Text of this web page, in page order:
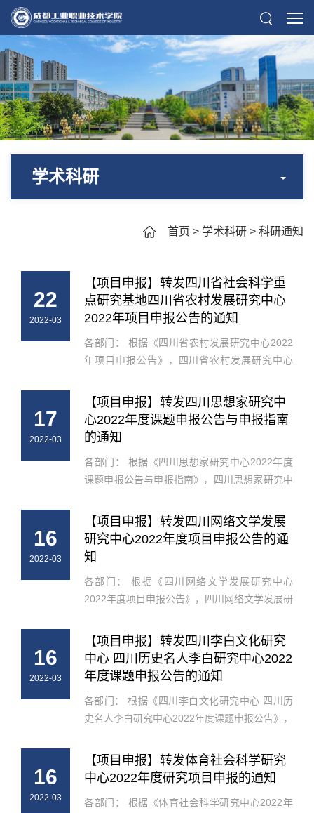
学术科研
首页 > 学术科研 > 科研通知
22
2022-03
【项目申报】转发四川省社会科学重
点研究基地四川省农村发展研究中心
2022年项目申报公告的通知
各部门： 根据《四川省农村发展研究中心2022
年项目申报公告》，四川省农村发展研究中心
情况，现将相关事项通知如下： 一、申报要求
本年度项目设重点项目、一般项目和...
17
2022-03
【项目申报】转发四川思想家研究中
心2022年度课题申报公告与申报指南
的通知
各部门： 根据《四川思想家研究中心2022年度
课题申报公告与申报指南》，四川思想家研究中
实际情况，现将相关事项通知如下： 一、申报要
求 请仔细查阅《四川思想家研究...
16
2022-03
【项目申报】转发四川网络文学发展
研究中心2022年度项目申报公告的通
知
各部门： 根据《四川网络文学发展研究中心
2022年度项目申报公告》，四川网络文学发展研
我校实际情况，现将相关事项通知如下： 一、申
报要求 本年度项目设重点项目、一...
16
2022-03
【项目申报】转发四川李白文化研究
中心 四川历史名人李白研究中心2022
年度课题申报公告的通知
各部门： 根据《四川李白文化研究中心 四川历
史名人李白研究中心2022年度课题申报公告》，
动，结合我校实际情况，现将相关事项通知如
下： 一、申报要求 本年度项目设重...
16
2022-03
【项目申报】转发体育社会科学研究
中心2022年度研究项目申报的通知
各部门： 根据《体育社会科学研究中心2022年